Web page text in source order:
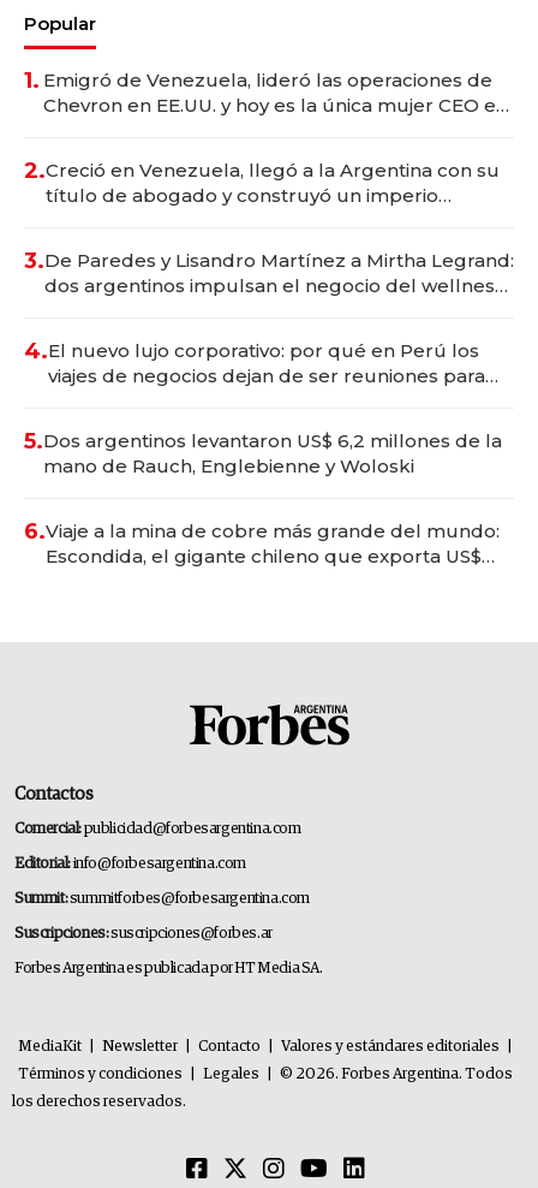
Popular
1. Emigró de Venezuela, lideró las operaciones de
Chevron en EE.UU. y hoy es la única mujer CEO en
2.Creció en Venezuela, llegó a la Argentina con su
título de abogado y construyó un imperio
3.De Paredes y Lisandro Martínez a Mirtha Legrand:
dos argentinos impulsan el negocio del wellness
4.El nuevo lujo corporativo: por qué en Perú los
viajes de negocios dejan de ser reuniones para
5.Dos argentinos levantaron US$ 6,2 millones de la
mano de Rauch, Englebienne y Woloski
6.Viaje a la mina de cobre más grande del mundo:
Escondida, el gigante chileno que exporta US$
Contactos
Comercial:publicidad@forbesargentina.com
Editorial:info@forbesargentina.com
Summit:summitforbes@forbesargentina.com
Suscripciones:suscripciones@forbes.ar
Forbes Argentina es publicada por HT Media SA.
MediaKit Newsletter Contacto Valores y estándares editoriales
Términos y condiciones
Legales
© 2026. Forbes Argentina. Todos
los derechos reservados.